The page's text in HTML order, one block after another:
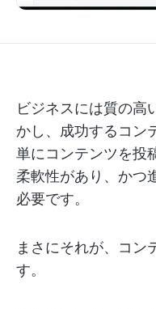
ビジネスには質の高
かし、成功するコン
単にコンテンツを投
柔軟性があり、かつ
必要です。
まさにそれが、コン
す。